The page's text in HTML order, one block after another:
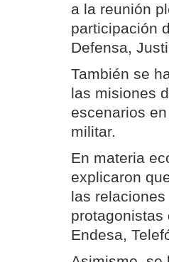
a la reunión
participación
Defensa,
También se
las misiones
escenarios
militar.
En materia
explicaron
las
protagonistas
Endesa,